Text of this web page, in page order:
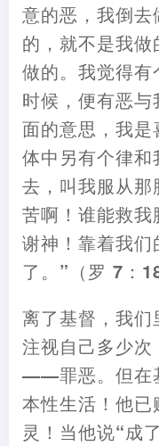
意的恶 ， 我倒去
的 ， 就不是我做
做的。我觉得有
时候 ， 便有恶与
面的意思 ， 我是
体中另有个律
去 ， 叫我服从
苦啊 ！ 谁能救我
谢神 ！ 靠着我们
了。” （ 罗 7 ：
离了基督 ， 我们
注视自己多少次
——罪恶。但在
本性生活 ！ 他已
灵 ！ 当他说“成了